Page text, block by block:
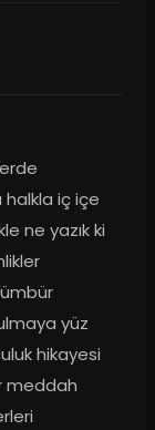
iç içe
ne yazık ki
yüz
hikayesi
meddah